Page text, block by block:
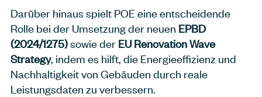
Darüber hinaus spielt POE eine entscheidende
Rolle bei der Umsetzung der neuen EPBD
(2024/1275)sowie der EU Renovation Wave
Strategy, indem es hilft, die Energieeffizienz und
Nachhaltigkeit von Gebäuden durch reale
Leistungsdaten zu verbessern.